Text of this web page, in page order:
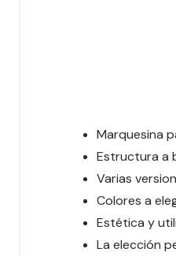
Marquesina
Estructura a
Varias
Colores a
Estética y
La elección